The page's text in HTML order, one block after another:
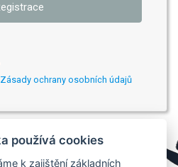
Zásady ochrany osobních údajů
používá cookies
k zajištění základních